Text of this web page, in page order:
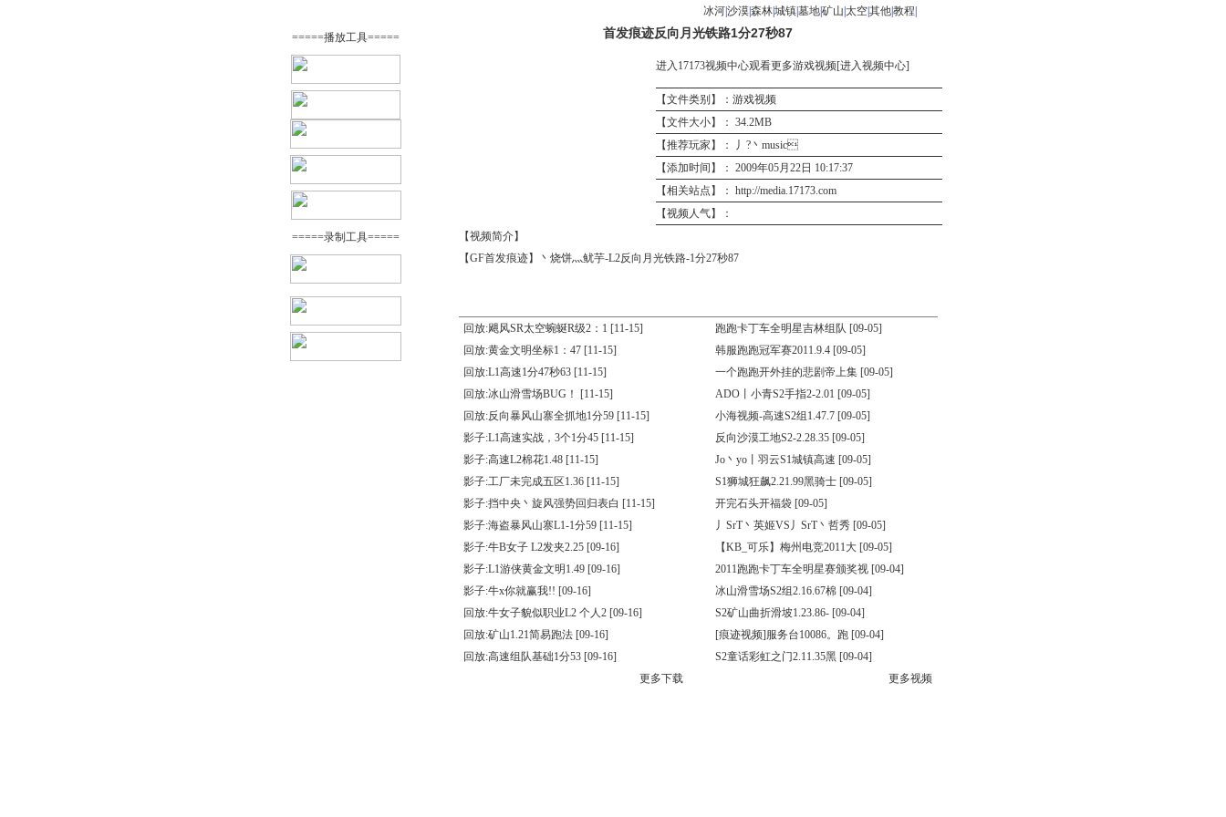
冰河沙漠森林城镇墓地矿山 太空其他教程
=====播放工具=====
=====录制工具=====
首发痕迹反向月光铁路1分27秒87
进入17173视频中心观看更多游戏视频[进入视频中心]
【文件类别】：游戏视频
【文件大小】： 34.2MB
【推荐玩家】： 丿?丶music
【添加时间】： 2009年05月22日 10:17:37
【相关站点】： http://media.17173.com
【视频人气】：
【视频简介】
【GF首发痕迹】丶烧饼灬鱿芋-L2反向月光铁路-1分27秒87
回放:飓风SR太空蜿蜒R级2：1 [11-15]
回放:黄金文明坐标1：47 [11-15]
回放:L1高速1分47秒63 [11-15]
回放:冰山滑雪场BUG！
[11-15]
回放:反向暴风山寨全抓地1分59 [11-15]
影子:L1高速实战，3个1分45 [11-15]
影子:高速L2棉花1.48 [11-15]
影子:工厂未完成五区1.36 [11-15]
影子:挡中央丶旋风强势回归表白 [11-15]
影子:海盗暴风山寨L1-1分59 [11-15]
影子:牛B女子 L2发夹2.25 [09-16]
影子:L1游侠黄金文明1.49 [09-16]
影子:牛x你就赢我!! [09-16]
回放:牛女子貌似职业L2 个人2 [09-16]
回放:矿山1.21简易跑法 [09-16]
回放:高速组队基础1分53 [09-16]
更多下载
跑跑卡丁车全明星吉林组队 [09-05]
韩服跑跑冠军赛2011.9.4 [09-05]
一个跑跑开外挂的悲剧帝上集 [09-05]
ADO丨小青S2手指2-2.01 [09-05]
小海视频-高速S2组1.47.7 [09-05]
反向沙漠工地S2-2.28.35 [09-05]
Jo丶yo丨羽云S1城镇高速 [09-05]
S1狮城狂飙2.21.99黑骑士 [09-05]
开完石头开福袋 [09-05]
丿SrT丶英姬VS丿SrT丶哲秀 [09-05]
【KB_可乐】梅州电竞2011大 [09-05]
2011跑跑卡丁车全明星赛颁奖视 [09-04]
冰山滑雪场S2组2.16.67棉 [09-04]
S2矿山曲折滑坡1.23.86- [09-04]
[痕迹视频]服务台10086。跑 [09-04]
S2童话彩虹之门2.11.35黑 [09-04]
更多视频